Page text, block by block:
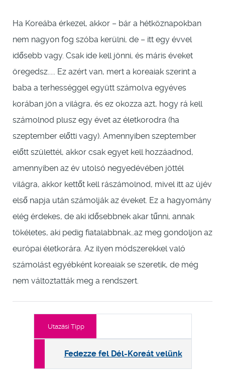
Ha Koreába érkezel, akkor – bár a hétköznapokban
nem nagyon fog szóba kerülni, de – itt egy évvel
idősebb vagy. Csak ide kell jönni, és máris éveket
öregedsz..... Ez azért van, mert a koreaiak szerint a
baba a terhességgel együtt számolva egyéves
korában jön a világra, és ez okozza azt, hogy rá kell
számolnod plusz egy évet az életkorodra (ha
szeptember előtti vagy). Amennyiben szeptember
előtt születtél, akkor csak egyet kell hozzáadnod,
amennyiben az év utolsó negyedévében jöttél
világra, akkor kettőt kell rászámolnod, mivel itt az újév
első napja után számolják az éveket. Ez a hagyomány
elég érdekes, de aki idősebbnek akar tűnni, annak
tökéletes, aki pedig fiatalabbnak…az meg gondoljon az
európai életkorára. Az ilyen módszerekkel való
számolást egyébként koreaiak se szeretik, de még
nem változtatták meg a rendszert.
Utazási Tipp
Fedezze fel Dél-Koreát velünk